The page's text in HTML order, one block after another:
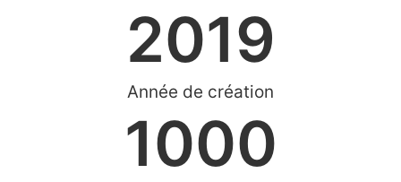
Année de création
2019
1000